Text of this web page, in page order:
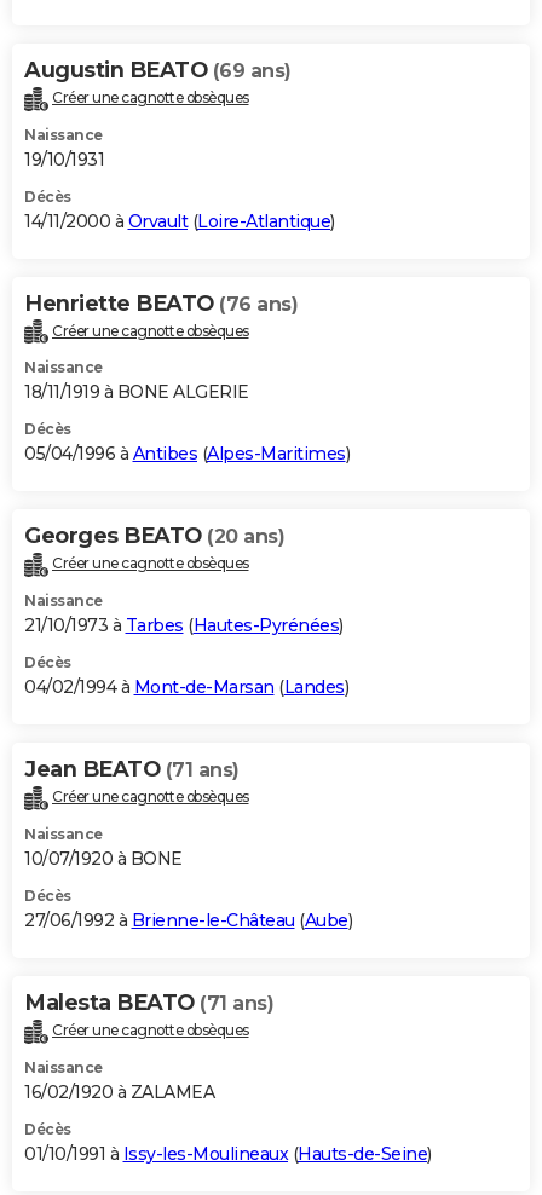
Augustin BEATO (69 ans)
Créer une cagnotte obsèques
Naissance
19/10/1931
Décès
14/11/2000 à Orvault(Loire-Atlantique)
Henriette BEATO (76 ans)
Créer une cagnotte obsèques
Naissance
18/11/1919 à BONE ALGERIE
Décès
05/04/1996 à Antibes (Alpes-Maritimes)
Georges BEATO (20 ans)
Créer une cagnotte obsèques
Naissance
21/10/1973 à Tarbes (Hautes-Pyrénées)
Décès
04/02/1994 à Mont-de-Marsan (Landes)
Jean BEATO (71 ans)
Créer une cagnotte obsèques
Naissance
10/07/1920 à BONE
Décès
27/06/1992 à Brienne-le-Château (Aube)
Malesta BEATO (71 ans)
Créer une cagnotte obsèques
Naissance
16/02/1920 à ZALAMEA
Décès
01/10/1991 à Issy-les-Moulineaux(Hauts-de-Seine)